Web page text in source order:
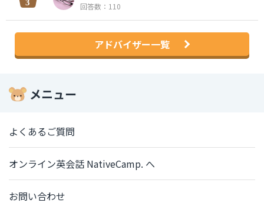
回答数：110
アドバイザー一覧
メニュー
よくあるご質問
オンライン英会話 NativeCamp. へ
お問い合わせ